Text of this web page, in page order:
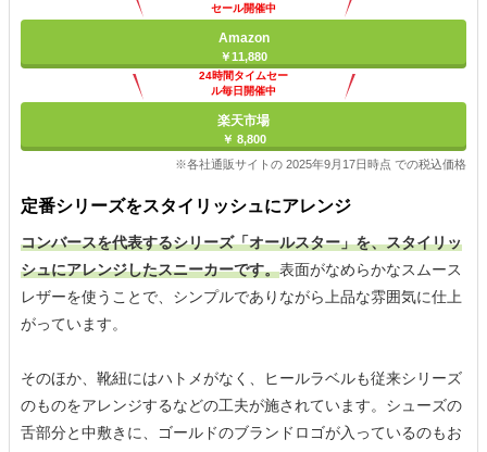
セール開催中
Amazon
￥11,880
24時間タイムセー
ル毎日開催中
楽天市場
￥ 8,800
※各社通販サイトの 2025年9月17日時点 での税込価格
定番シリーズをスタイリッシュにアレンジ
コンバースを代表するシリーズ「オールスター」を、スタイリッ
シュにアレンジしたスニーカーです。表面がなめらかなスムース
レザーを使うことで、シンプルでありながら上品な雰囲気に仕上
がっています。
そのほか、靴紐にはハトメがなく、ヒールラベルも従来シリーズ
のものをアレンジするなどの工夫が施されています。シューズの
舌部分と中敷きに、ゴールドのブランドロゴが入っているのもお